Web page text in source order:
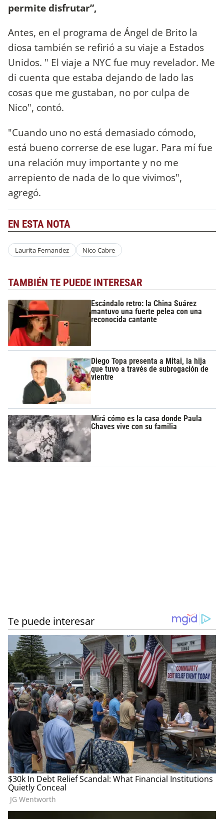
permite disfrutar”,
Antes, en el programa de Ángel de Brito la
diosa también se refirió a su viaje a Estados
Unidos. " El viaje a NYC fue muy revelador. Me
di cuenta que estaba dejando de lado las
cosas que me gustaban, no por culpa de
Nico", contó.
"Cuando uno no está demasiado cómodo,
está bueno correrse de ese lugar. Para mí fue
una relación muy importante y no me
arrepiento de nada de lo que vivimos",
agregó.
EN ESTA NOTA
Laurita Fernandez Nico Cabre
TAMBIÉN TE PUEDE INTERESAR
Escándalo retro: la China Suárez
mantuvo una fuerte pelea con una
reconocida cantante
Diego Topa presenta a Mitai, la hija
que tuvo a través de subrogación de
vientre
Mirá cómo es la casa donde Paula
Chaves vive con su familia